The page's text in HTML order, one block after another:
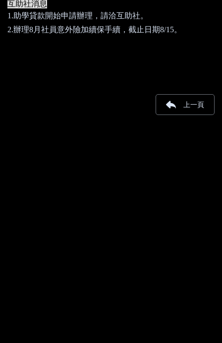
互助社消息
1.助學貸款開始申請辦理，請洽互助社。
2.辦理8月社員意外險加續保手續，截止日期8/15。
上一頁